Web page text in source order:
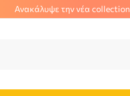
Ανακάλυψε την νέα collection